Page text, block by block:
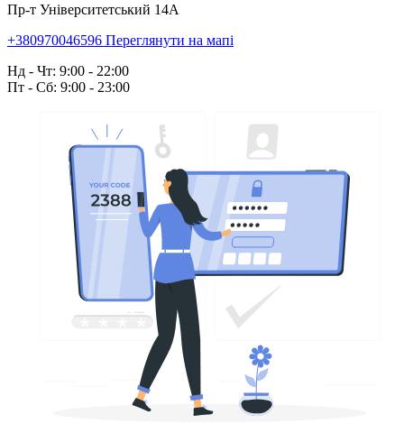
Пр-т Університетський 14А
+380970046596 Переглянути на мапі
Нд - Чт: 9:00 - 22:00
Пт - Сб: 9:00 - 23:00